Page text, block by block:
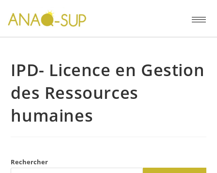
IPD- Licence en Gestion
des Ressources
humaines
Rechercher